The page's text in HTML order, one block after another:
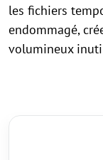
les fichiers
endommagé,
volumineux